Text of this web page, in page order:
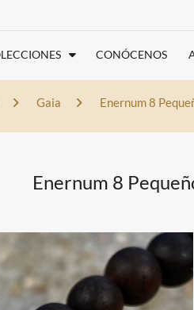
CONÓCENOS
Gaia Enernum 8
Enernum 8